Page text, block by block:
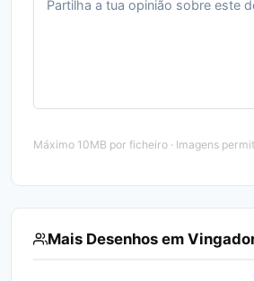
Máximo 10MB por ficheiro · Imagens
Mais Desenhos em